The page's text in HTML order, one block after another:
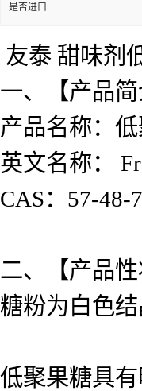
是否进口
友泰 甜味剂
一、【产品简
产品名称：
英文名称：
CAS：57-48-7
二、【产品性
糖粉为白色
低聚果糖具